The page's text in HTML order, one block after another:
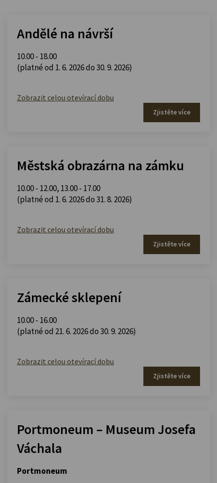
Andělé na návrší
10.00 - 18.00
(platné od 1. 6. 2026 do 30. 9. 2026)
Zobrazit celou otevírací dobu
Zjistěte více
Městská obrazárna na zámku
10.00 - 12.00, 13.00 - 17.00
(platné od 1. 6. 2026 do 31. 8. 2026)
Zobrazit celou otevírací dobu
Zjistěte více
Zámecké sklepení
10.00 - 16.00
(platné od 21. 6. 2026 do 30. 9. 2026)
Zobrazit celou otevírací dobu
Zjistěte více
Portmoneum – Museum Josefa
Váchala
Portmoneum